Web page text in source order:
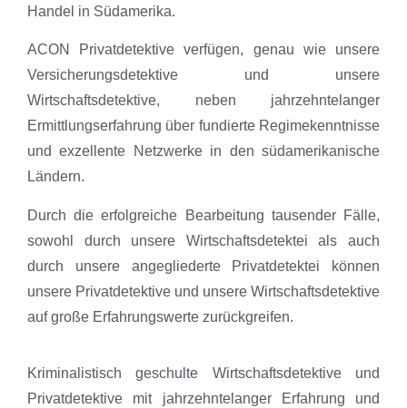
Handel in Südamerika.
ACON Privatdetektive verfügen, genau wie unsere
Versicherungsdetektive und unsere
Wirtschaftsdetektive, neben jahrzehntelanger
Ermittlungserfahrung über fundierte Regimekenntnisse
und exzellente Netzwerke in den südamerikanische
Ländern.
Durch die erfolgreiche Bearbeitung tausender Fälle,
sowohl durch unsere Wirtschaftsdetektei als auch
durch unsere angegliederte Privatdetektei können
unsere Privatdetektive und unsere Wirtschaftsdetektive
auf große Erfahrungswerte zurückgreifen.
Kriminalistisch geschulte Wirtschaftsdetektive und
Privatdetektive mit jahrzehntelanger Erfahrung und